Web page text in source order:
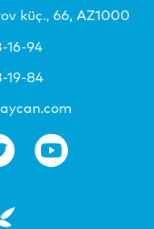
küç., 66, AZ1000
16-94
19-84